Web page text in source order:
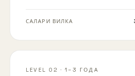
САЛАРИ ВИЛКА
LEVEL 02 ·1–3 ГОДА